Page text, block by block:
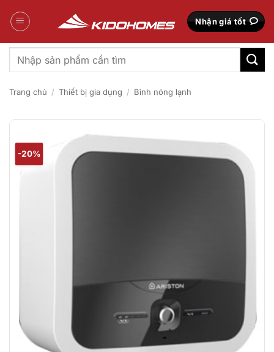
qua
Nhận giá tốt
Tìm
kiếm:
Trang chủ / Thiết bị gia dụng / Bình nóng lạnh
-20%